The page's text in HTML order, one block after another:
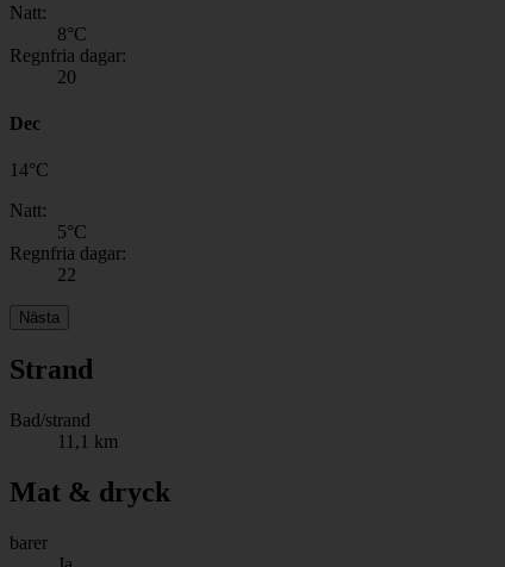
Natt:
8°C
Regnfria dagar:
20
Dec
14°C
Natt:
5°C
Regnfria dagar:
22
Nästa
Strand
Bad/strand
11,1 km
Mat & dryck
barer